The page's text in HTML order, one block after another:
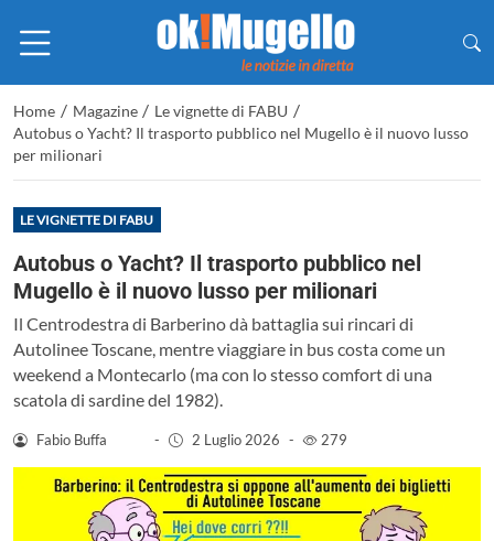
Home / Magazine / Le vignette di FABU /
Autobus o Yacht? Il trasporto pubblico nel Mugello è il nuovo lusso
per milionari
LE VIGNETTE DI FABU
Autobus o Yacht? Il trasporto pubblico nel
Mugello è il nuovo lusso per milionari
Il Centrodestra di Barberino dà battaglia sui rincari di
Autolinee Toscane, mentre viaggiare in bus costa come un
weekend a Montecarlo (ma con lo stesso comfort di una
scatola di sardine del 1982).
Fabio Buffa - 2 Luglio 2026 - 279